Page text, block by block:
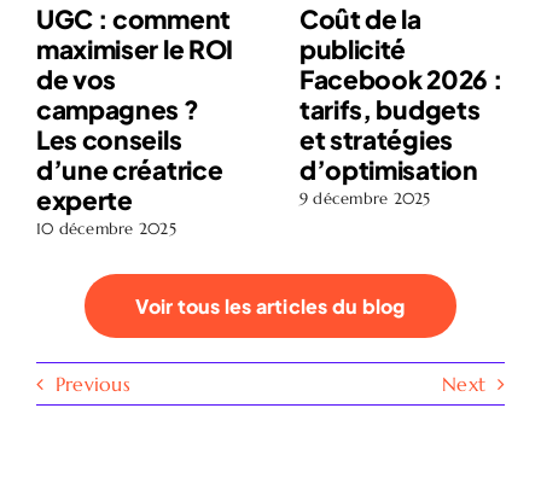
UGC : comment
maximiser le ROI
de vos
campagnes ?
Les conseils
d’une créatrice
experte
10 décembre 2025
Coût de la
publicité
Facebook 2026 :
tarifs, budgets
et stratégies
d’optimisation
9 décembre 2025
Voir tous les articles du blog
Previous Next